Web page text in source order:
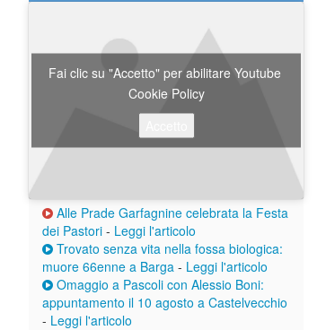
Fai clic su "Accetto" per abilitare Youtube
Cookie Policy
Alle Prade Garfagnine celebrata la Festa
dei Pastori - Leggi l'articolo
Trovato senza vita nella fossa biologica:
muore 66enne a Barga - Leggi l'articolo
Omaggio a Pascoli con Alessio Boni:
appuntamento il 10 agosto a Castelvecchio
- Leggi l'articolo